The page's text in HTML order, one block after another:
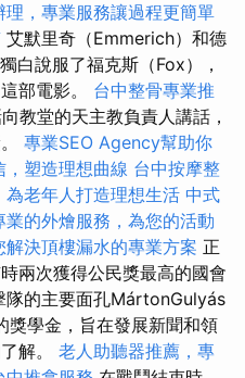
理，專業服務讓過程更簡單
艾默里奇（Emmerich）和德
白說服了福克斯（Fox），
部電影。 台中整骨專業推
教堂的天主教負責人講話，
專業SEO Agency幫助你
塑造理想曲線 台中按摩整
老年人打造理想生活 中式
業的外燴服務，為您的活動
決頂樓漏水的專業方案 正
兩次獲得公民獎最高的國會
隊的主要面孔MártonGulyás
學金，旨在發展新聞和領
解。 老人助聽器推薦，專